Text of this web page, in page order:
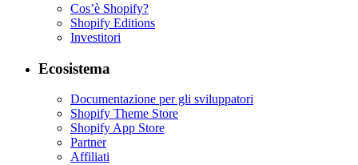
Cos’è Shopify?
Shopify Editions
Investitori
Ecosistema
Documentazione per gli sviluppatori
Shopify Theme Store
Shopify App Store
Partner
Affiliati